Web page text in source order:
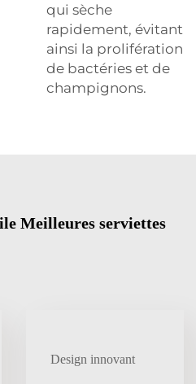
qui sèche
rapidement, évitant
ainsi la prolifération
de bactéries et de
champignons.
Meilleures serviettes
Design innovant